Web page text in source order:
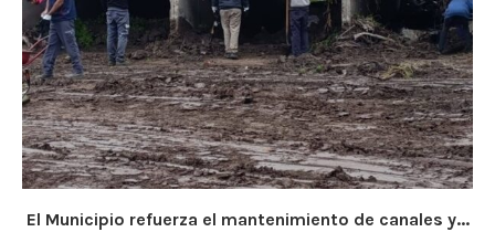
El Municipio refuerza el mantenimiento de canales y...